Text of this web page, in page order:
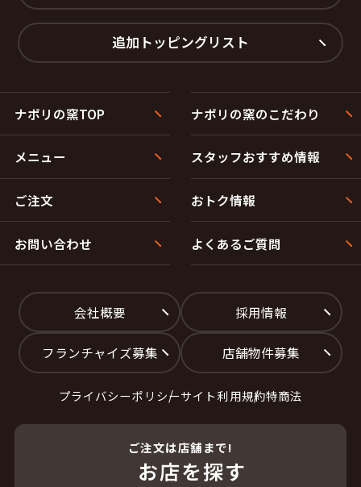
追加トッピングリスト
ナポリの窯TOP ナポリの窯のこだわり
メニュー スタッフおすすめ情報
ご注文 おトク情報
お問い合わせ よくあるご質問
会社概要 採用情報
フランチャイズ募集 店舗物件募集
プライバシーポリシーサイト利用規約特商法
ご注文は店舗まで!
お店を探す